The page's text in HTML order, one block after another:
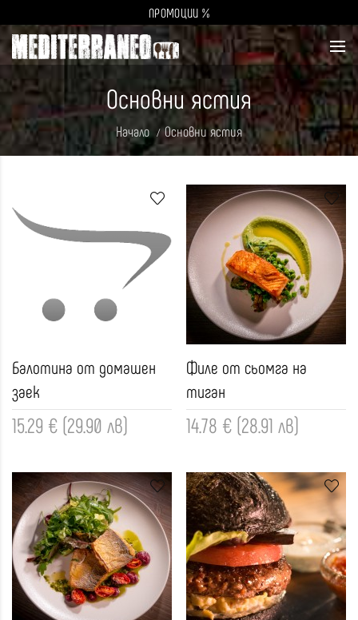
ПРОМОЦИИ %
Основни ястия
Начало Основни ястия
Балотина от домашен
заек
15.29 € (29.90 лв)
Филе от сьомга на
тиган
14.78 € (28.91 лв)